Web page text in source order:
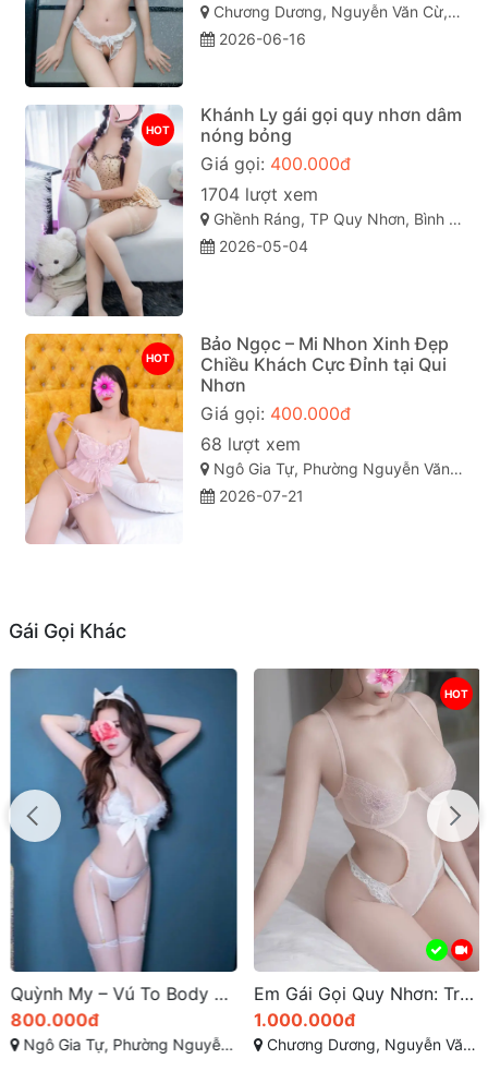
Chương Dương, Nguyễn Văn Cừ, TP Quy Nhơn
2026-06-16
HOT
Khánh Ly gái gọi quy nhơn dâm
nóng bỏng
Giá gọi: 400.000đ
1704 lượt xem
Ghềnh Ráng, TP Quy Nhơn, Bình Định
2026-05-04
HOT
Bảo Ngọc – Mi Nhon Xinh Đẹp
Chiều Khách Cực Đỉnh tại Qui
Nhơn
Giá gọi: 400.000đ
68 lượt xem
Ngô Gia Tự, Phường Nguyễn Văn Cừ, Thành phố Quy Nhơn, Tỉnh Bình Định
2026-07-21
Gái Gọi Khác
Quỳnh My – Vú To Body Sexy Rực Lửa, Ngọt Ngào Dễ Thương Tại TP Quy Nhơn
800.000đ
Ngô Gia Tự, Phường Nguyễn Văn Cừ, Thành phố Quy Nhơn, Tỉnh Bình Định
HOT
Em Gái Gọi Quy Nhơn: Trải Nghiệm Thanh Xuân Hàng Cao Cấp
1.000.000đ
Chương Dương, Nguyễn Văn Cừ, Quy Nhơn, Bình Định